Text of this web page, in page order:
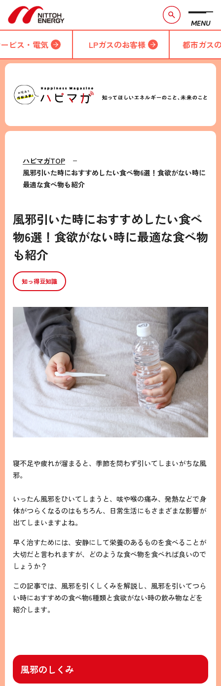
MENU
ビス・電気 LPガスのお客様 都市ガス
ハピマガTOP
風邪引いた時におすすめしたい食べ物6選！食欲がない時に
最適な食べ物も紹介
風邪引いた時におすすめしたい食べ
物6選！食欲がない時に最適な食べ物
も紹介
知っ得豆知識
寝不足や疲れが溜まると、季節を問わず引いてしまいがちな風
邪。
いったん風邪をひいてしまうと、咳や喉の痛み、発熱などで身
体がつらくなるのはもちろん、日常生活にもさまざまな影響が
出てしまいますよね。
早く治すためには、安静にして栄養のあるものを食べることが
大切だと言われますが、どのような食べ物を食べれば良いので
しょうか？
この記事では、風邪を引くしくみを解説し、風邪を引いてつら
い時におすすめの食べ物6種類と食欲がない時の飲み物などを
紹介します。
風邪のしくみ